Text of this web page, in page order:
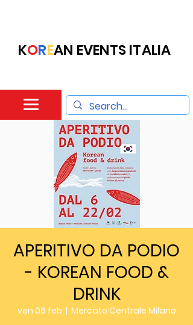
KOREAN EVENTS ITALIA
APERITIVO DA PODIO
- KOREAN FOOD &
DRINK
ven 06 feb
  |
Mercato Centrale Milano